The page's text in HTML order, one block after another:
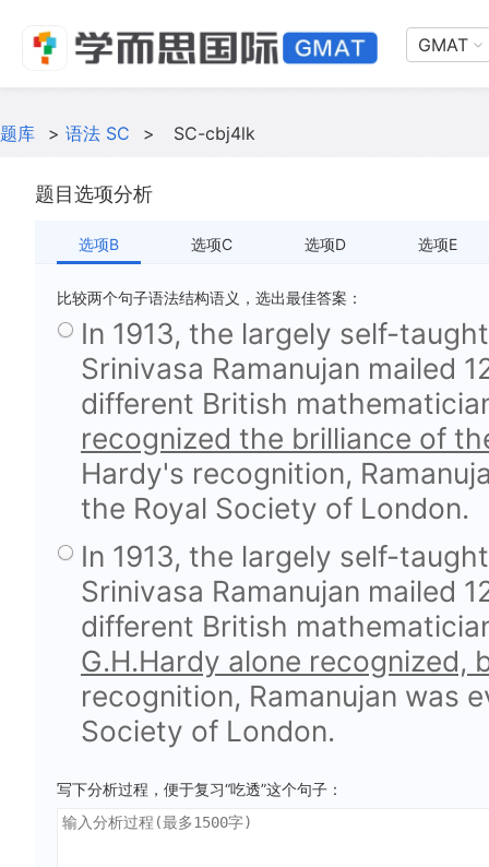
GMAT
题库 > 语法 SC > SC-cbj4lk
题目选项分析
选项B 选项C 选项D 选项E
比较两个句子语法结构语义，选出最佳答案：
In 1913, the largely self-
Srinivasa Ramanujan mailed
different British
recognized the brilliance of
Hardy's recognition,
the Royal Society of London.
In 1913, the largely self-
Srinivasa Ramanujan mailed
different British
G.H.Hardy alone recognized,
recognition, Ramanujan was
Society of London.
写下分析过程，便于复习“吃透”这个句子：